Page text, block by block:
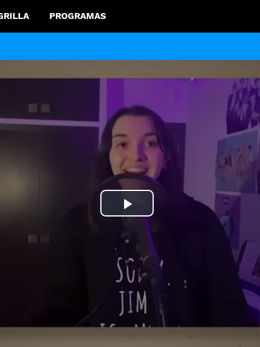
PROGRAMAS
Play
Video